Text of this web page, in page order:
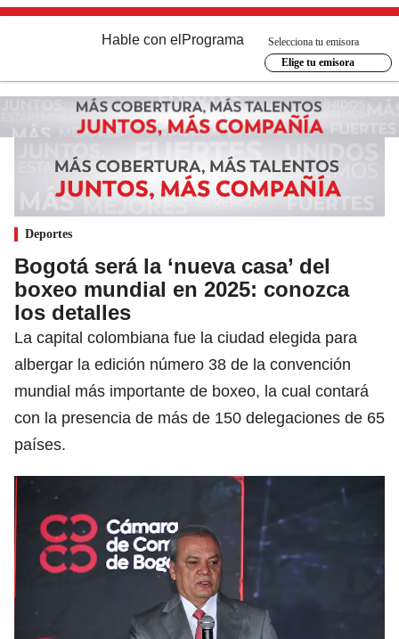
Hable con el Programa
Selecciona tu emisora
Elige tu emisora
Deportes
Bogotá será la ‘nueva casa’ del
boxeo mundial en 2025: conozca
los detalles
La capital colombiana fue la ciudad elegida para
albergar la edición número 38 de la convención
mundial más importante de boxeo, la cual contará
con la presencia de más de 150 delegaciones de 65
países.